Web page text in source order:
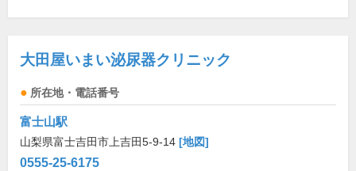
大田屋いまい泌尿器クリニック
所在地・電話番号
富士山駅
山梨県富士吉田市上吉田5-9-14 [地図]
0555-25-6175